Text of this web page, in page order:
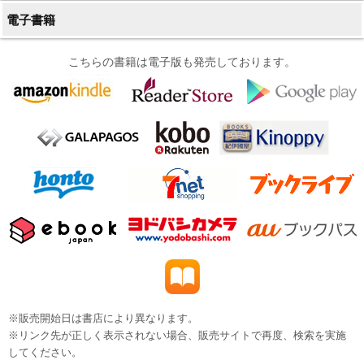
電子書籍
こちらの書籍は電子版も発売しております。
※販売開始日は書店により異なります。
※リンク先が正しく表示されない場合、販売サイトで再度、検索を実施
してください。